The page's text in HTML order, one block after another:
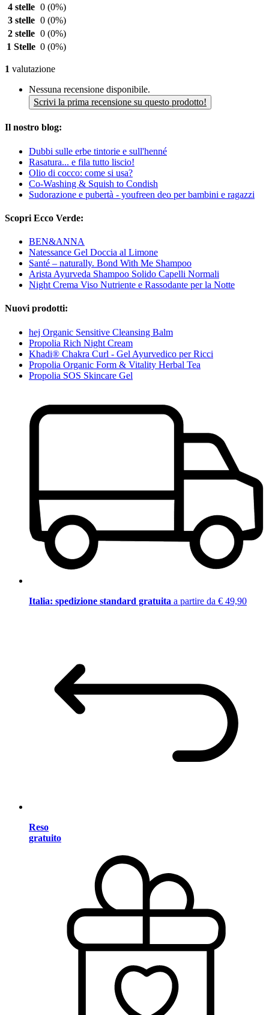
4 stelle 0 (0%)
3 stelle 0 (0%)
2 stelle 0 (0%)
1 Stelle 0 (0%)
1 valutazione
Nessuna recensione disponibile.
Scrivi la prima recensione su questo prodotto!
Il nostro blog:
Dubbi sulle erbe tintorie e sull'henné
Rasatura... e fila tutto liscio!
Olio di cocco: come si usa?
Co-Washing & Squish to Condish
Sudorazione e pubertà - youfreen deo per bambini e ragazzi
Scopri Ecco Verde:
BEN&ANNA
Natessance Gel Doccia al Limone
Santé – naturally. Bond With Me Shampoo
Arista Ayurveda Shampoo Solido Capelli Normali
Night Crema Viso Nutriente e Rassodante per la Notte
Nuovi prodotti:
hej Organic Sensitive Cleansing Balm
Propolia Rich Night Cream
Khadi® Chakra Curl - Gel Ayurvedico per Ricci
Propolia Organic Form & Vitality Herbal Tea
Propolia SOS Skincare Gel
Italia: spedizione standard gratuita a partire da € 49,90
Reso
gratuito